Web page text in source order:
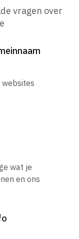
vragen over
wat je
en ons